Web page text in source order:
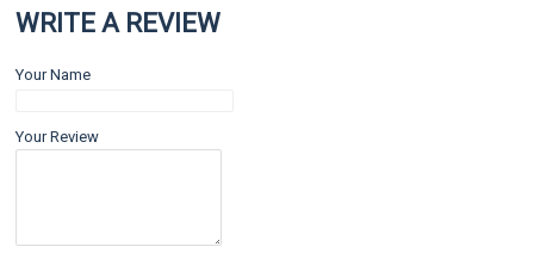
WRITE A REVIEW
Your Name
Your Review